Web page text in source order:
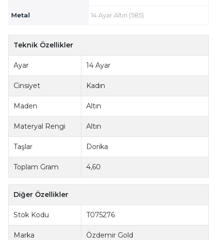
Metal 14 Ayar Altın (585)
Teknik Özellikler
Ayar 14 Ayar
Cinsiyet Kadın
Maden Altın
Materyal Rengi Altın
Taşlar Dorika
Toplam Gram 4,60
Diğer Özellikler
Stok Kodu T075276
Marka Özdemir Gold